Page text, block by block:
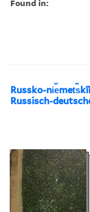
Found in:
Russko-
Russisch-